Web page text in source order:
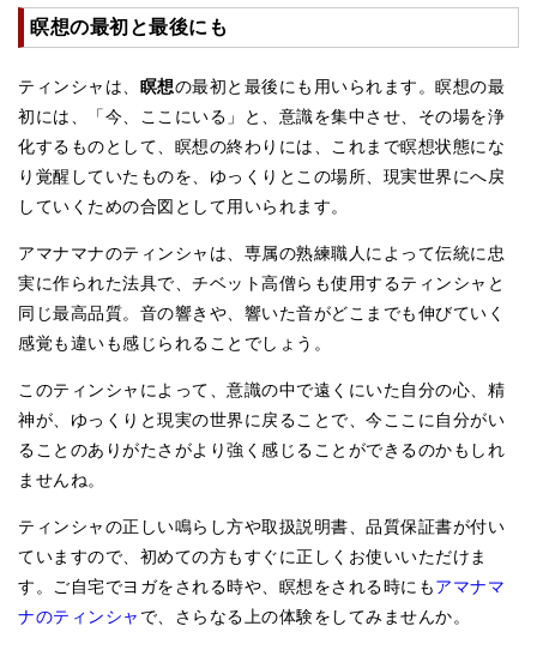
上級講座
アマナマナとは
About Us
メールお便り登録
LINEお友だち登録
お客様の声
ブログ
特商法の表記
瞑想の最初と最後にも
ティンシャは、 瞑想の最初と最後にも用いられます。瞑想の最
初には、「今、ここにいる」と、意識を集中させ、その場を浄
化するものとして、瞑想の終わりには、これまで瞑想状態にな
り覚醒していたものを、ゆっくりとこの場所、現実世界にへ戻
していくための合図として用いられます。
アマナマナのティンシャは、専属の熟練職人によって伝統に忠
実に作られた法具で、チベット高僧らも使用するティンシャと
同じ最高品質。音の響きや、響いた音がどこまでも伸びていく
感覚も違いも感じられることでしょう。
このティンシャによって、意識の中で遠くにいた自分の心、精
神が、ゆっくりと現実の世界に戻ることで、今ここに自分がい
ることのありがたさがより強く感じることができるのかもしれ
ませんね。
ティンシャの正しい鳴らし方や取扱説明書、品質保証書が付い
ていますので、初めての方もすぐに正しくお使いいただけま
す。ご自宅でヨガをされる時や、瞑想をされる時にもアマナマ
ナのティンシャ で、さらなる上の体験をしてみませんか。